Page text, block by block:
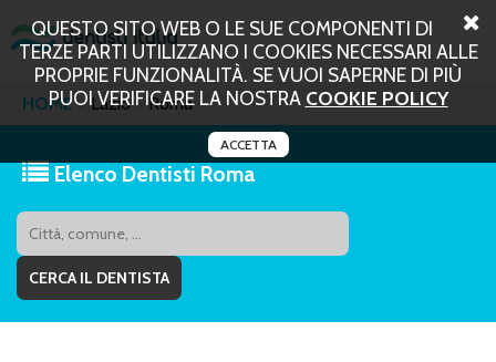
QUESTO SITO WEB O LE SUE COMPONENTI DI
TERZE PARTI UTILIZZANO I COOKIES NECESSARI ALLE
PROPRIE FUNZIONALITÀ. SE VUOI SAPERNE DI PIÙ
PUOI VERIFICARE LA NOSTRA COOKIE POLICY
ACCETTA
HOME Lazio Roma
Elenco Dentisti Roma